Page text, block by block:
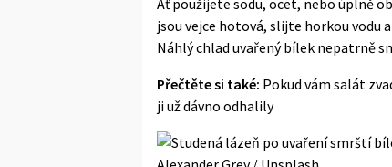
jsou vejce hotová, slijte horkou vodu
Náhlý chlad uvařený bílek nepatrně
Přečtěte si také: Pokud vám salát
ji už dávno odhalily